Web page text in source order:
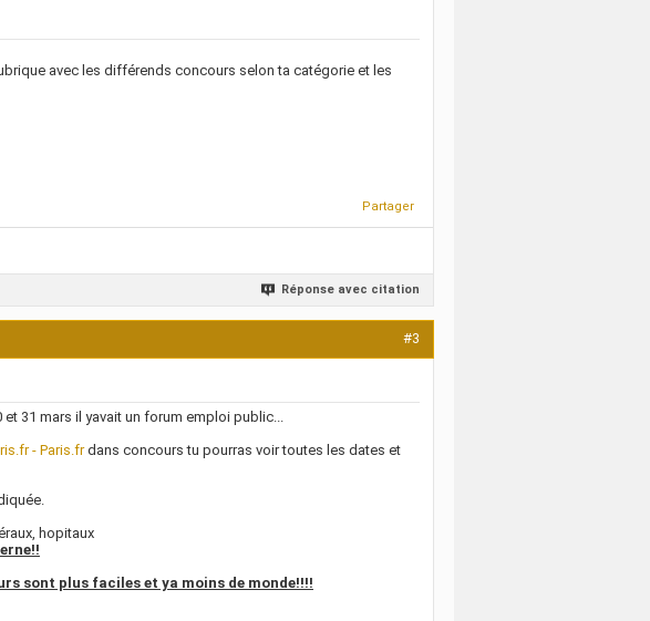
avec les différends concours selon ta catégorie et les
Partager
Réponse avec citation
#3
31 mars il yavait un forum emploi public...
- Paris.frdans concours tu pourras voir toutes les dates et
hopitaux
sont plus faciles et ya moins de monde!!!!